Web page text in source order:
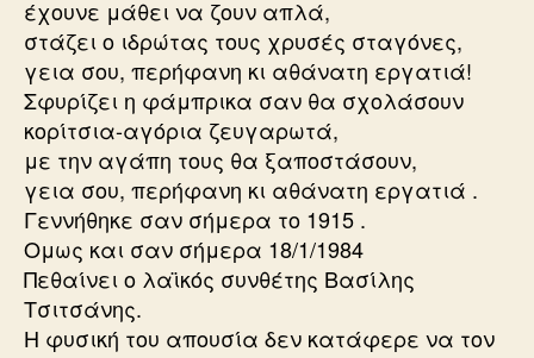
έχουνε μάθει να ζουν απλά,
στάζει ο ιδρώτας τους χρυσές σταγόνες,
γεια σου, περήφανη κι αθάνατη εργατιά!
Σφυρίζει η φάμπρικα σαν θα σχολάσουν
κορίτσια-αγόρια ζευγαρωτά,
με την αγάπη τους θα ξαποστάσουν,
γεια σου, περήφανη κι αθάνατη εργατιά .
Γεννήθηκε σαν σήμερα το 1915 .
Ομως και σαν σήμερα 18/1/1984
Πεθαίνει ο λαϊκός συνθέτης Βασίλης
Τσιτσάνης.
Η φυσική του απουσία δεν κατάφερε να τον